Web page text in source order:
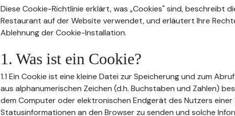
Diese Cookie-Richtlinie erklärt, was „Cookies" sind, beschreibt
Restaurant auf der Website verwendet, und erläutert Ihre
Ablehnung der Cookie-Installation.
1. Was ist ein Cookie?
1.1 Ein Cookie ist eine kleine Datei zur Speicherung und zum
aus alphanumerischen Zeichen (d.h. Buchstaben und Zahlen)
dem Computer oder elektronischen Endgerät des Nutzers
Statusinformationen an den Browser zu senden und solche